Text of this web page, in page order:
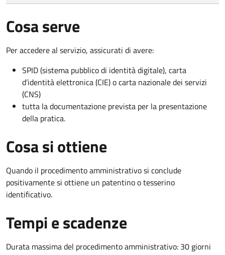
Cosa serve
Per accedere al servizio, assicurati di avere:
SPID (sistema pubblico di identità digitale), carta
d’identità elettronica (CIE) o carta nazionale dei servizi
(CNS)
tutta la documentazione prevista per la presentazione
della pratica.
Cosa si ottiene
Quando il procedimento amministrativo si conclude
positivamente si ottiene un patentino o tesserino
identificativo.
Tempi e scadenze
Durata massima del procedimento amministrativo: 30 giorni